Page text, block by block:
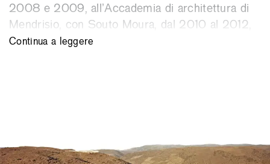
Continua a leggere
2008 e 2009, all’Accademia di architettura di
Mendrisio, con Souto Moura, dal 2010 al 2012,
e alla Escuela Técnica Superior de Arquitectura
il Premio Bauwelt e Baku UIA International